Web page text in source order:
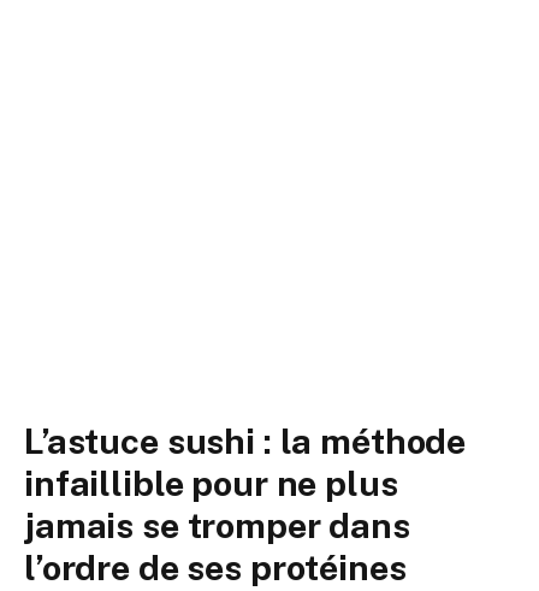
L’astuce sushi : la méthode
infaillible pour ne plus
jamais se tromper dans
l’ordre de ses protéines